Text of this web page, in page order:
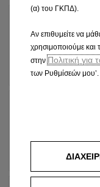
ΠΕΡΙΛΑΜΒΑΝΕΤΑΙ
(α) του ΓΚΠΔ).
Αν επιθυμείτε να
χρησιμοποιούμε και
στηνΠολιτική για
των Ρυθμίσεών μου’.